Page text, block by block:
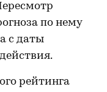
по нему
с даты
рейтинга